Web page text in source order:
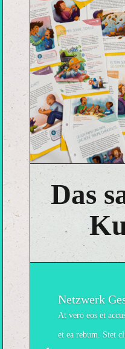
Das
Netzwerk
At vero eos et
et ea rebum. Stet